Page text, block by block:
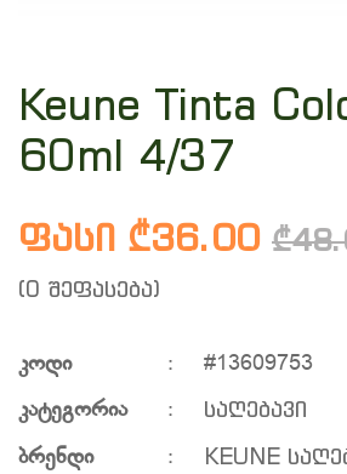
Keune Tinta
60ml 4/37
ფასი ₾36.00
(0 შეფასება)
კოდი :
#13609753
კატეგორია
:
საღებავი
ბრენდი
:
KEUNE